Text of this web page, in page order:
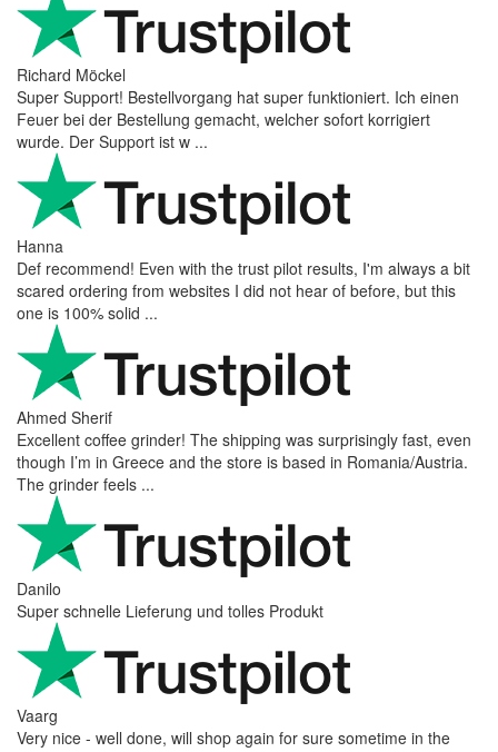
Richard Möckel
Super Support! Bestellvorgang hat super funktioniert. Ich einen
Feuer bei der Bestellung gemacht, welcher sofort korrigiert
wurde. Der Support ist w ...
Hanna
Def recommend! Even with the trust pilot results, I'm always a bit
scared ordering from websites I did not hear of before, but this
one is 100% solid ...
Ahmed Sherif
Excellent coffee grinder! The shipping was surprisingly fast, even
though I’m in Greece and the store is based in Romania/Austria.
The grinder feels ...
Danilo
Super schnelle Lieferung und tolles Produkt
Vaarg
Very nice - well done, will shop again for sure sometime in the